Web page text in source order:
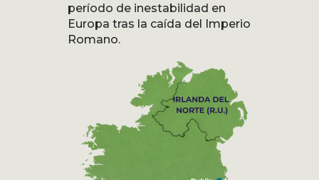
período de inestabilidad en
Europa tras la caída del Imperio
Romano.